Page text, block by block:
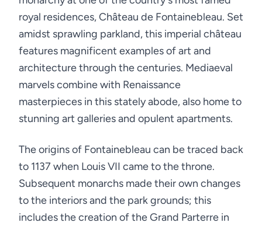
royal residences, Château de Fontainebleau. Set
amidst sprawling parkland, this imperial château
features magnificent examples of art and
architecture through the centuries. Mediaeval
marvels combine with Renaissance
masterpieces in this stately abode, also home to
stunning art galleries and opulent apartments.
The origins of Fontainebleau can be traced back
to 1137 when Louis VII came to the throne.
Subsequent monarchs made their own changes
to the interiors and the park grounds; this
includes the creation of the Grand Parterre in